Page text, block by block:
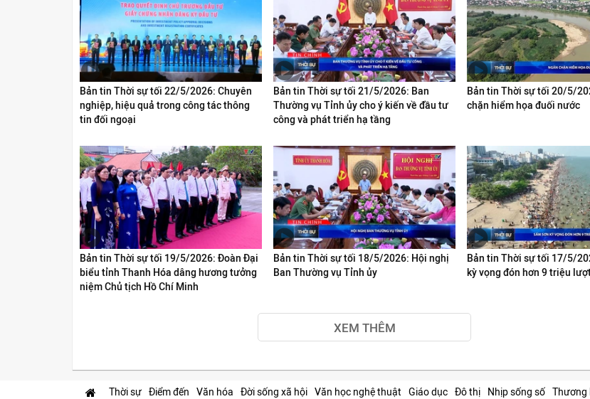
Bản tin Thời sự tối 22/5/2026: Chuyên
nghiệp, hiệu quả trong công tác thông
tin đối ngoại
Bản tin Thời sự tối 21/5/2026: Ban
Thường vụ Tỉnh ủy cho ý kiến về đầu tư
công và phát triển hạ tầng
Bản tin Thời sự tối 20/5/
chặn hiểm họa đuối nước
Bản tin Thời sự tối 19/5/2026: Đoàn Đại
biểu tỉnh Thanh Hóa dâng hương tưởng
niệm Chủ tịch Hồ Chí Minh
Bản tin Thời sự tối 18/5/2026: Hội nghị
Ban Thường vụ Tỉnh ủy
Bản tin Thời sự tối 17/5/
kỳ vọng đón hơn 9 triệu
XEM THÊM
Thời sự Điểm đến Văn hóa Đời sống xã hội Văn học nghệ thuật Giáo dục Đô thị Nhịp sống số Thương